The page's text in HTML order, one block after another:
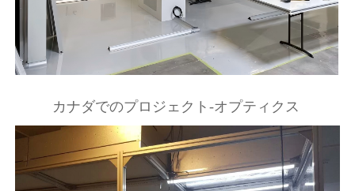
カナダでのプロジェクト-オプティクス